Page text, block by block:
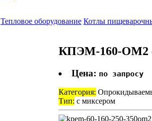
Тепловое оборудование Котлы
КПЭМ-160-ОМ2
Цена: по запросу
Категория:
Тип: с миксером